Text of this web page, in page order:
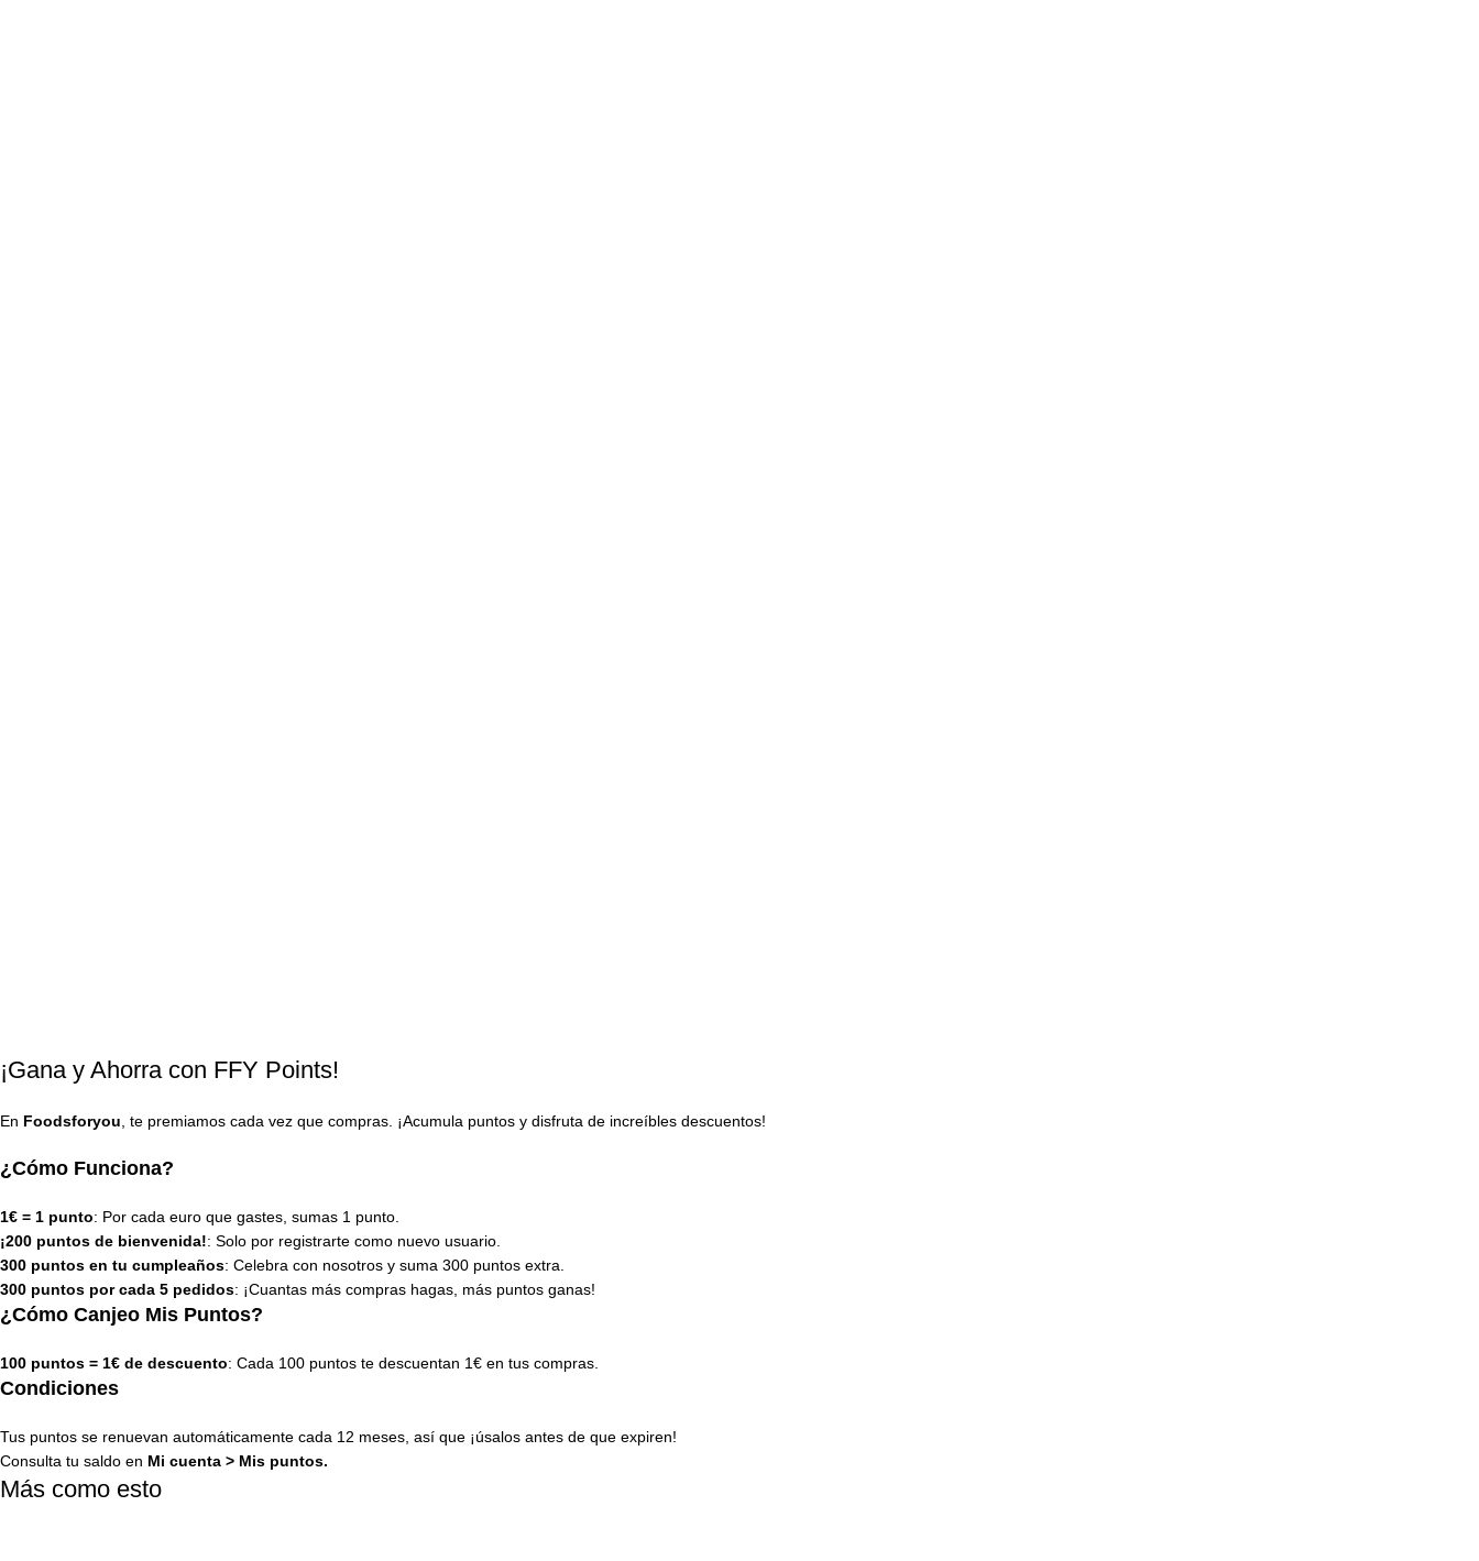
¡Gana y Ahorra con FFY Points!
En Foodsforyou, te premiamos cada vez que compras. ¡Acumula puntos y disfruta de increíbles descuentos!
¿Cómo Funciona?
1€ = 1 punto: Por cada euro que gastes, sumas 1 punto.
¡200 puntos de bienvenida!: Solo por registrarte como nuevo usuario.
300 puntos en tu cumpleaños: Celebra con nosotros y suma 300 puntos extra.
300 puntos por cada 5 pedidos: ¡Cuantas más compras hagas, más puntos ganas!
¿Cómo Canjeo Mis Puntos?
100 puntos = 1€ de descuento: Cada 100 puntos te descuentan 1€ en tus compras.
Condiciones
Tus puntos se renuevan automáticamente cada 12 meses, así que ¡úsalos antes de que expiren!
Consulta tu saldo en Mi cuenta > Mis puntos.
Más como esto